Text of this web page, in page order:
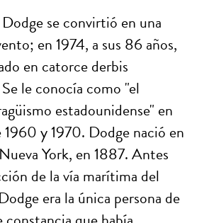
se convirtió en una
en 1974, a sus 86 años,
en catorce derbis
le conocía como "el
estadounidense" en
1960 y 1970. Dodge nació en
York, en 1887. Antes
de la vía marítima del
era la única persona de